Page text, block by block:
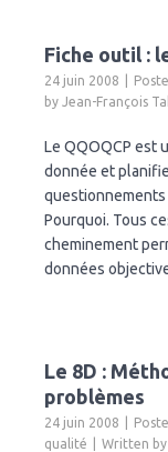
Fiche outil :
24 juin 2008
by Jean-François
Le QQOQCP est
donnée et
questionnements
Pourquoi. Tous
cheminement
données
Le 8D :
problèmes
24 juin 2008
qualité
Written by